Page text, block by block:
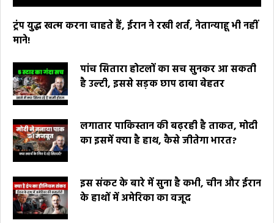
ट्रंप युद्ध खत्म करना चाहते हैं, ईरान ने रखी शर्त, नेतान्याहू भी नहीं
माने!
पांच सितारा होटलों का सच सुनकर आ सकती
है उल्टी, इससे सड़क छाप ढाबा बेहतर
लगातार पाकिस्तान की बढ़रही है ताकत, मोदी
का इसमें क्या है हाथ, कैसे जीतेगा भारत?
इस संकट के बारे में सुना है कभी, चीन और ईरान
के हाथों में अमेरिका का वजूद